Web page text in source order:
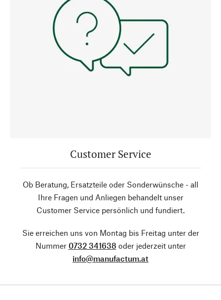
Customer Service
Ob Beratung, Ersatzteile oder Sonderwünsche - all
Ihre Fragen und Anliegen behandelt unser
Customer Service persönlich und fundiert.
Sie erreichen uns von Montag bis Freitag unter der
Nummer 0732 341638 oder jederzeit unter
info@manufactum.at